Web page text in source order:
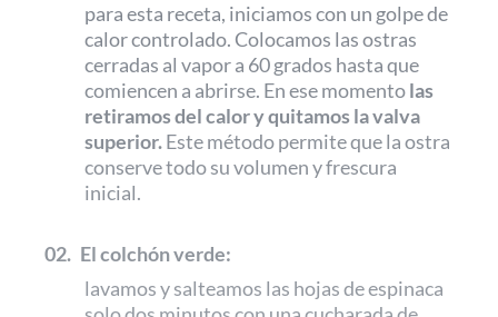
para esta receta, iniciamos con un golpe de
calor controlado. Colocamos las ostras
cerradas al vapor a 60 grados hasta que
comiencen a abrirse. En ese momentolas
retiramos del calor y quitamos la valva
superior.Este método permite que la ostra
conserve todo su volumen y frescura
inicial.
02. El colchón verde:
lavamos y salteamos las hojas de espinaca